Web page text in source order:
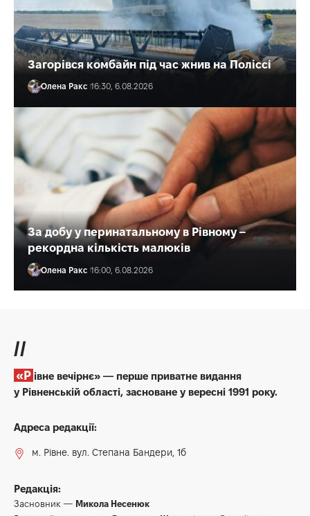
Загорівся комбайн під час жнив на Поліссі
Олена Ракс 16:30, 6.08.2026
За добу у перинатальному в Рівному –
рекордна кількість малюків
Олена Ракс 16:00, 6.08.2026
//
«Рівне вечірнє» — перше приватне видання
у Рівненській області, засноване у вересні 1991 року.
Адреса редакції:
м. Рівне. вул. Степана Бандери, 1б
Редакція:
Засновник — Микола Несенюк